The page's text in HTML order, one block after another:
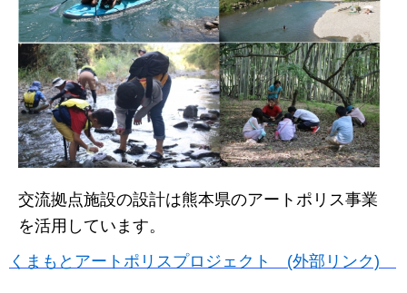
交流拠点施設の設計は熊本県のアートポリス事業
を活用しています。
くまもとアートポリスプロジェクト (外部リンク)